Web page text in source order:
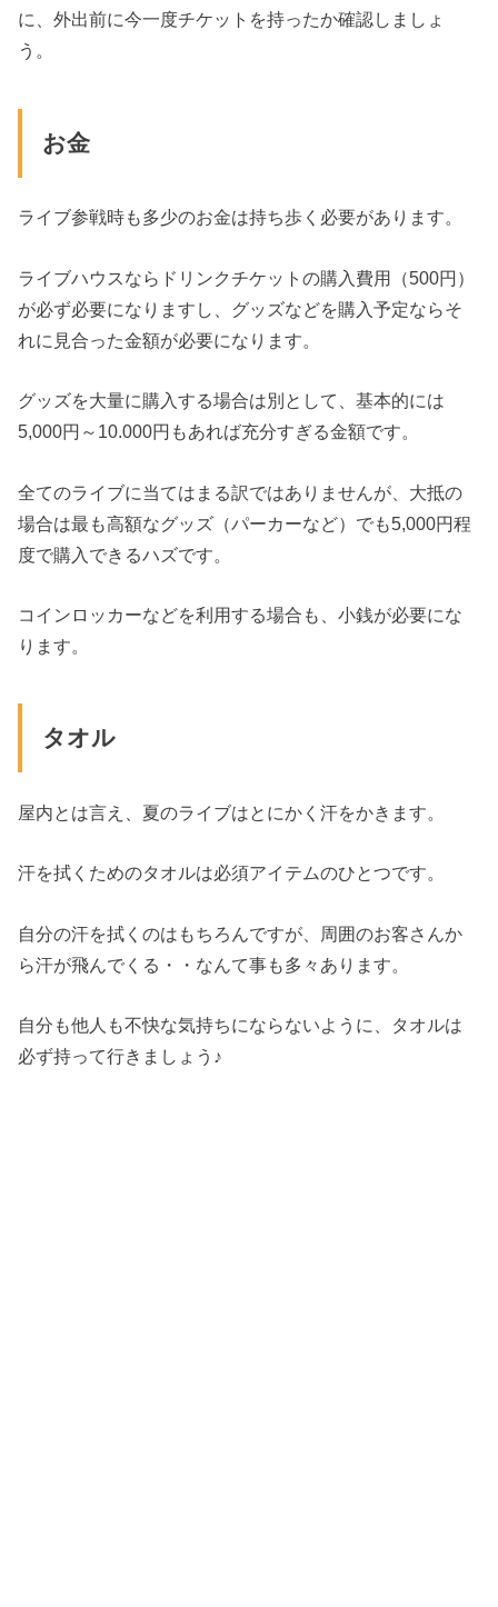
に、外出前に今一度チケットを持ったか確認しましょ
う。
お金
ライブ参戦時も多少のお金は持ち歩く必要があります。
ライブハウスならドリンクチケットの購入費用（500円）
が必ず必要になりますし、グッズなどを購入予定ならそ
れに見合った金額が必要になります。
グッズを大量に購入する場合は別として、基本的には
5,000円～10.000円もあれば充分すぎる金額です。
全てのライブに当てはまる訳ではありませんが、大抵の
場合は最も高額なグッズ（パーカーなど）でも5,000円程
度で購入できるハズです。
コインロッカーなどを利用する場合も、小銭が必要にな
ります。
タオル
屋内とは言え、夏のライブはとにかく汗をかきます。
汗を拭くためのタオルは必須アイテムのひとつです。
自分の汗を拭くのはもちろんですが、周囲のお客さんか
ら汗が飛んでくる・・なんて事も多々あります。
自分も他人も不快な気持ちにならないように、タオルは
必ず持って行きましょう♪